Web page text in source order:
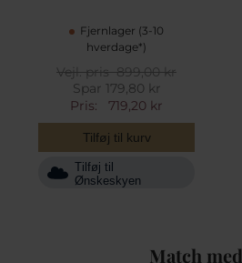
Fjernlager (3-10
hverdage*)
Vejl. pris899,00 kr
Spar 179,80 kr
Pris:
719,20 kr
Tilføj til kurv
Tilføj til
Ønskeskyen
Match med